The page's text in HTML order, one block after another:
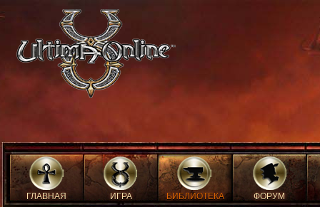
ГЛАВНАЯ ИГРА БИБЛИОТЕКА ФОРУМ